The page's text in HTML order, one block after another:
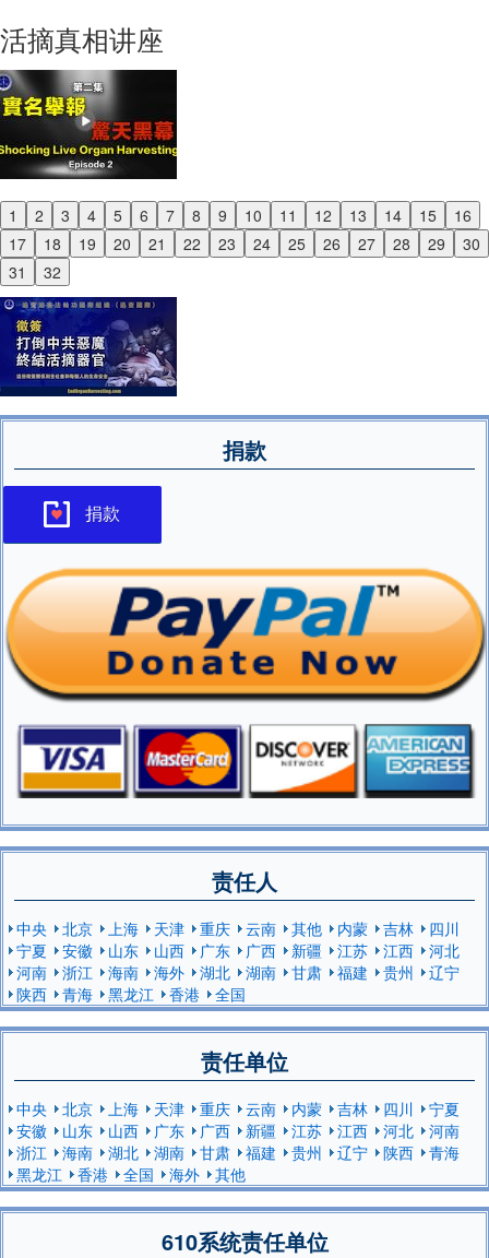
活摘真相讲座
1 2 3 4 5 6 7 8 9 10 11 12 13 14 15
16
17
18 19 20 21 22 23 24 25 26 27 28 29
30
31
32
Previous
Next
捐款
捐款
责任人
中央 北京 上海 天津 重庆 云南 其他 内蒙 吉林
四川
宁夏
安徽 山东 山西 广东 广西 新疆 江苏 江西
河北
河南
浙江 海南 海外 湖北 湖南 甘肃 福建 贵州
辽宁
陕西
青海 黑龙江 香港 全国
责任单位
中央 北京 上海 天津 重庆 云南 内蒙 吉林 四川
宁夏
安徽
山东 山西 广东 广西 新疆 江苏 江西 河北
河南
浙江
海南 湖北 湖南 甘肃 福建 贵州 辽宁 陕西
青海
黑龙江
香港 全国 海外 其他
610系统责任单位